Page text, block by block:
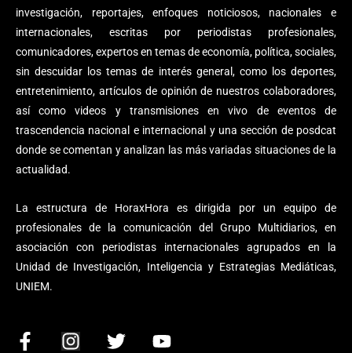
investigación, reportajes, enfoques noticiosos, nacionales e
internacionales, escritas por periodistas profesionales,
comunicadores, expertos en temas de economía, política, sociales,
sin descuidar los temas de interés general, como los deportes,
entretenimiento, artículos de opinión de nuestros colaboradores,
así como videos y transmisiones en vivo de eventos de
trascendencia nacional e internacional y una sección de posdcat
donde se comentan y analizan las más variadas situaciones de la
actualidad.
La estructura de HoraxHora es dirigida por un equipo de
profesionales de la comunicación del Grupo Multidiarios, en
asociación con periodistas internacionales agrupados en la
Unidad de Investigación, Inteligencia y Estrategias Mediáticas,
UNIEM.
F
I
T
Y